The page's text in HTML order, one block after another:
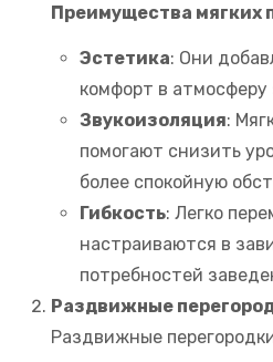
Преимущества мягких
Эстетика: Они
комфорт в атмосферу
Звукоизоляция:
помогают снизить
более спокойную
Гибкость: Легко
настраиваются в
потребностей
Раздвижные
Раздвижные